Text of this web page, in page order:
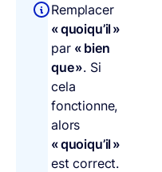
Remplacer
« quoiqu’il »
par « bien
que ». Si
cela
fonctionne,
alors
« quoiqu’il »
est correct.